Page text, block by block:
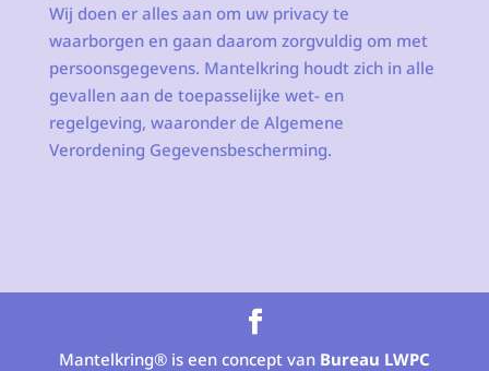
Wij doen er alles aan om uw privacy te
waarborgen en gaan daarom zorgvuldig om met
persoonsgegevens. Mantelkring houdt zich in alle
gevallen aan de toepasselijke wet- en
regelgeving, waaronder de Algemene
Verordening Gegevensbescherming.
Mantelkring® is een concept van Bureau LWPC